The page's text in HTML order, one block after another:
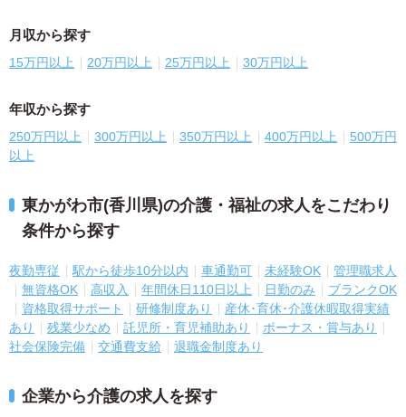
月収から探す
15万円以上 20万円以上 25万円以上 30万円以上
年収から探す
250万円以上 300万円以上 350万円以上 400万円以上
500万円
以上
東かがわ市(香川県)の介護・福祉の求人をこだわり
条件から探す
夜勤専従 駅から徒歩10分以内 車通勤可 未経験OK
管理職求人
無資格OK
高収入 年間休日110日以上 日勤のみ
ブランクOK
資格取得サポート
研修制度あり
産休･育休･介護休暇取得実績
あり
残業少なめ 託児所・育児補助あり
ボーナス・賞与あり
社会保険完備
交通費支給 退職金制度あり
企業から介護の求人を探す